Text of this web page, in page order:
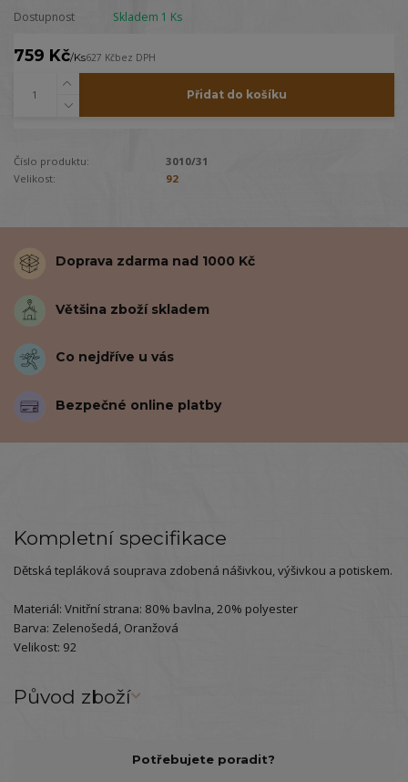
Dostupnost Skladem 1 Ks
759 Kč/Ks627 Kčbez DPH
Přidat do košíku
Číslo produktu:
3010/31
Velikost:
92
Doprava zdarma nad 1000 Kč
Většina zboží skladem
Co nejdříve u vás
Bezpečné online platby
Kompletní specifikace
Dětská tepláková souprava zdobená nášivkou, výšivkou a potiskem.
Materiál: Vnitřní strana: 80% bavlna, 20% polyester
Barva: Zelenošedá, Oranžová
Velikost: 92
Původ zboží
Potřebujete poradit?